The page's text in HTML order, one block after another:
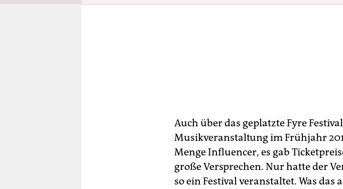
Auch über das geplatzte Fyre
Musikveranstaltung im Frühjahr
Menge Influencer, es gab
große Versprechen. Nur hatte der
so ein Festival veranstaltet. Was das